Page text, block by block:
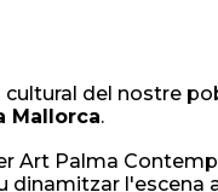
del nostre
Mallorca.
Art Palma
dinamitzar